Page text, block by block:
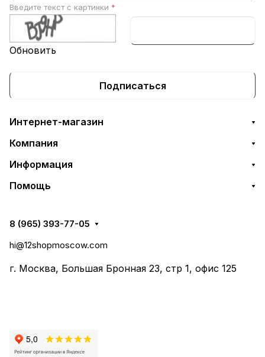
Введите текст с картинки *
Обновить
Подписаться
Интернет-магазин
Компания
Информация
Помощь
8 (965) 393-77-05
hi@12shopmoscow.com
г. Москва, Большая Бронная 23, стр 1, офис 125